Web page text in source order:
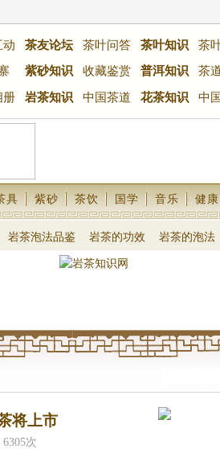
动 茶友论坛 茶叶问答 茶叶知识 茶
紫砂知识 收藏鉴赏 普洱知识 茶
册 岩茶知识 中国茶道 花茶知识 中
具 紫砂 茶饮 国学 音乐 健康
岩茶泡法品鉴 岩茶的功效 岩茶的泡法
将上市
次